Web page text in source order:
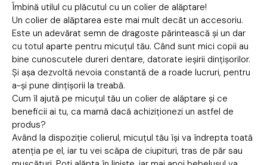
Îmbină utilul cu plăcutul cu un colier de alăptare!
Un colier de alăptarea este mai mult decât un accesoriu.
Este un adevărat semn de dragoste părintească și un dar
cu totul aparte pentru micuțul tău. Când sunt mici copii au
bine cunoscutele dureri dentare, datorate ieșirii dințișorilor.
Și așa dezvoltă nevoia constantă de a roade lucruri, pentru
a-și pune dințișorii la treabă.
Cum îl ajută pe micuțul tău un colier de alăptare și ce
beneficii ai tu, ca mamă dacă achiziționezi un astfel de
produs?
Având la dispoziție colierul, micuțul tău își va îndrepta toată
atenția pe el, iar tu vei scăpa de ciupituri, tras de păr sau